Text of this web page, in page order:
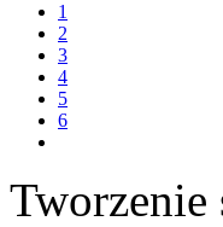
1
2
3
4
5
6